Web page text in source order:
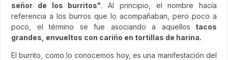
señor de los burritos". Al principio, el nombre hacía
referencia a los burros que lo acompañaban, pero poco a
poco, el término se fue asociando a aquellos tacos
grandes, envueltos con cariño en tortillas de harina.
El burrito, como lo conocemos hoy, es una manifestación del